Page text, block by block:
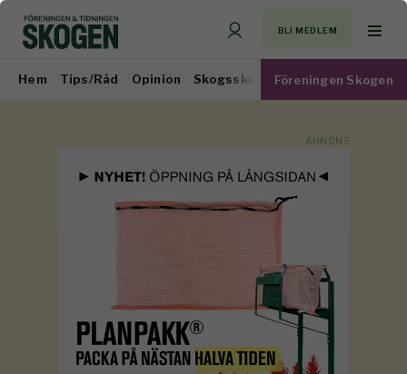
BLI MEDLEM
Hem Tips/Råd Opinion Skogsskötsel Virkesmarknad
Föreningen Skogen